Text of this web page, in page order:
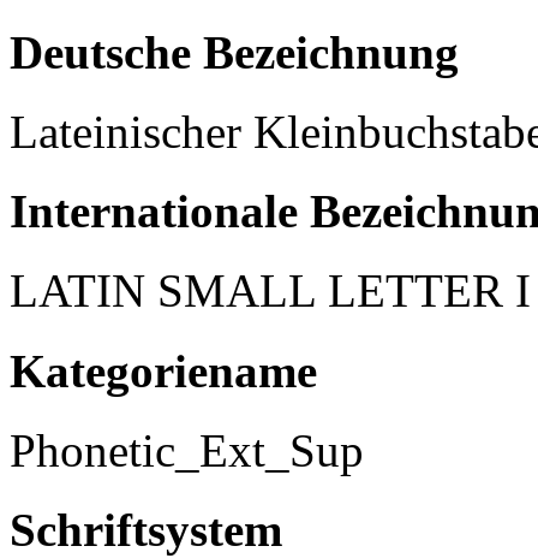
Deutsche Bezeichnung
Lateinischer
Internationale
LATIN SMALL LETTER
Kategoriename
Phonetic_Ext_Sup
Schriftsystem